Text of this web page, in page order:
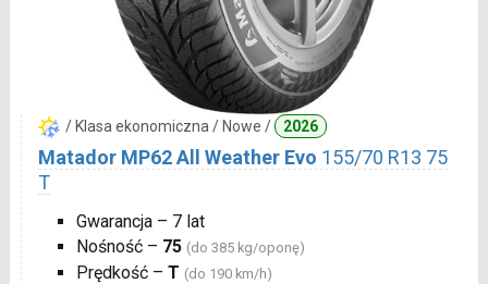
/ Klasa ekonomiczna / Nowe / 2026
Matador MP62 All Weather Evo 155/70 R13 75
T
Gwarancja – 7 lat
Nośność – 75 (do 385 kg/oponę)
Prędkość – T (do 190 km/h)